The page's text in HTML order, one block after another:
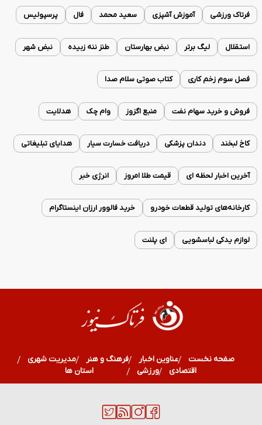
فرتاک ورزشی آموزش آشپزی سعید محمد فال پرسپولیس
استقلال لیگ برتر نبض بهارستان طنز ننه زبیده نبض شهر
فصل سوم زخم کاری کتاب صوتی سلام صدا
فروش و خرید سهام نفت منبع اگزوز وام چک هدلایت
کاخ لبخند دندان پزشکی دریافت خسارت سیار هدایای تبلیغاتی
آخرین اخبار لحظه ای قیمت طلا امروز انرژی خبر
کارخانه‌های تولید قطعات خودرو خرید فالوور ارزان اینستاگرام
لوازم یدکی لباسشویی ای پلنت
صفحه نخست عناوین اخبار فرهنگ و هنر
مدیریت شهری
اقتصادی
ورزشی سلامت استان ها